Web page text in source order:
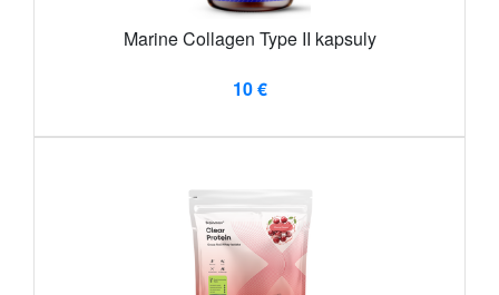
Marine Collagen Type II kapsuly
10 €